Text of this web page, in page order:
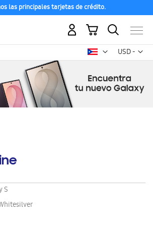
las principales tarjetas de crédito.
USD -
dólar
Mi carrito
S